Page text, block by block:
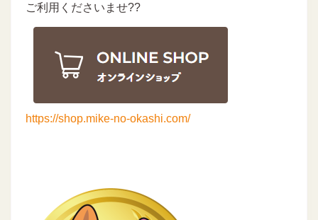
ご利用くださいませ??
https://shop.mike-no-okashi.com/